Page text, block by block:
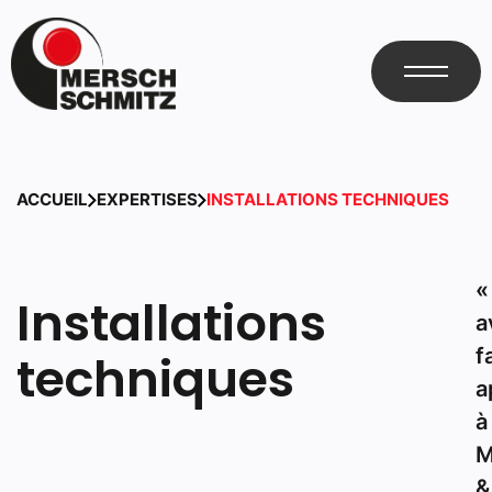
ACCUEIL EXPERTISES INSTALLATIONS TECHNIQUES
Installations
techniques
à